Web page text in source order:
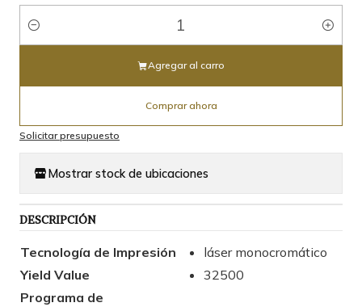
Cantidad
Agregar al carro
Comprar ahora
Solicitar presupuesto
Mostrar stock de ubicaciones
DESCRIPCIÓN
Tecnología de Impresión
láser monocromático
Yield Value
32500
Programa de